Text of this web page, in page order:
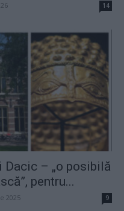
14
Dacic – „o posibilă
pentru...
2025 9